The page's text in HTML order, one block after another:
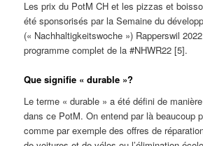
Les prix du PotM CH et les pizzas et
été sponsorisés par la Semaine du
(« Nachhaltigkeitswoche ») Rapperswil
programme complet de la #NHWR22 [5].
Que signifie « durable »?
Le terme « durable » a été défini de
dans ce PotM. On entend par là beaucoup
comme par exemple des offres de